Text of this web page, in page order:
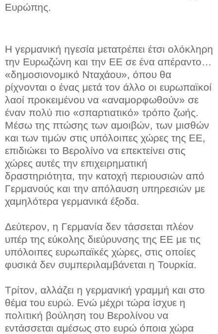
Ευρώπης.
Η γερμανική ηγεσία μετατρέπει έτσι ολόκληρη
την Ευρωζώνη και την ΕΕ σε ένα απέραντο…
«δημοσιονομικό Νταχάου», όπου θα
ρίχνονται ο ένας μετά τον άλλο οι ευρωπαϊκοί
λαοί προκειμένου να «αναμορφωθούν» σε
έναν πολύ πιο «σπαρτιατικό» τρόπο ζωής.
Μέσω της πτώσης των αμοιβών, των μισθών
και των τιμών στις υπόλοιπες χώρες της ΕΕ,
επιδιώκει το Βερολίνο να επεκτείνει στις
χώρες αυτές την επιχειρηματική
δραστηριότητα, την κατοχή περιουσιών από
Γερμανούς και την απόλαυση υπηρεσιών με
χαμηλότερα γερμανικά έξοδα.
Δεύτερον, η Γερμανία δεν τάσσεται πλέον
υπέρ της εύκολης διεύρυνσης της ΕΕ με τις
υπόλοιπες ευρωπαϊκές χώρες, στις οποίες
φυσικά δεν συμπεριλαμβάνεται η Τουρκία.
Τρίτον, αλλάζει η γερμανική γραμμή και στο
θέμα του ευρώ. Ενώ μέχρι τώρα ίσχυε η
πολιτική βούληση του Βερολίνου να
εντάσσεται αμέσως στο ευρώ όποια χώρα